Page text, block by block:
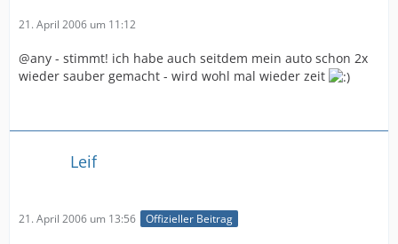
21. April 2006 um 11:12
@any - stimmt! ich habe auch seitdem mein auto schon 2x
wieder sauber gemacht - wird wohl mal wieder zeit
Leif
21. April 2006 um 13:56 Offizieller Beitrag